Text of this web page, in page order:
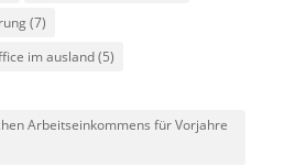
(7)
im ausland(5)
Arbeitseinkommens für Vorjahre